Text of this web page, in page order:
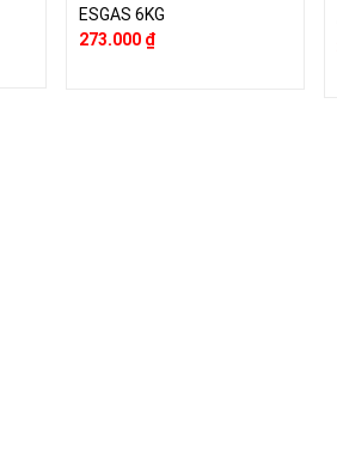
ESGAS 6KG
273.000 ₫